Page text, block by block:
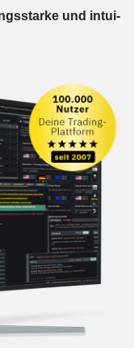
und in­tui­